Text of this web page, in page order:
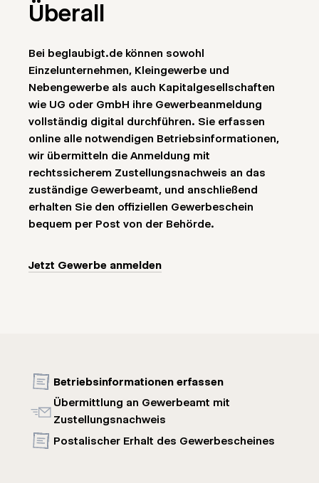
Überall
Bei beglaubigt.de können sowohl
Einzelunternehmen, Kleingewerbe und
Nebengewerbe als auch Kapitalgesellschaften
wie UG oder GmbH ihre Gewerbeanmeldung
vollständig digital durchführen. Sie erfassen
online alle notwendigen Betriebsinformationen,
wir übermitteln die Anmeldung mit
rechtssicherem Zustellungsnachweis an das
zuständige Gewerbeamt, und anschließend
erhalten Sie den offiziellen Gewerbeschein
bequem per Post von der Behörde.
Jetzt Gewerbe anmelden
Betriebsinformationen erfassen
Übermittlung an Gewerbeamt mit
Zustellungsnachweis
Postalischer Erhalt des Gewerbescheines